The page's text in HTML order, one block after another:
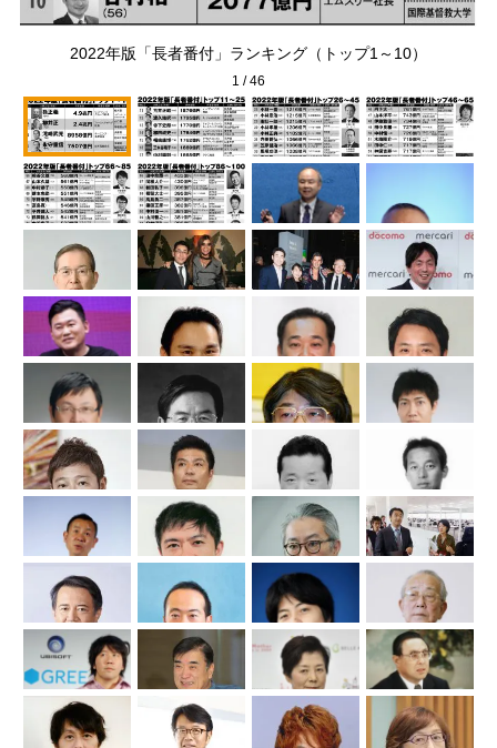
2022年版「長者番付」ランキング（トップ1～10）
1 /46